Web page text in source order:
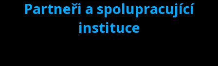
Partneři a spolupracující
instituce